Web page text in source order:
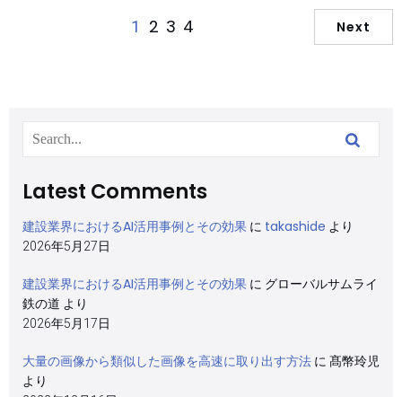
1 2 3 4 Next
Latest Comments
建設業界におけるAI活用事例とその効果 に takashide より
2026年5月27日
建設業界におけるAI活用事例とその効果 に グローバルサムライ
鉄の道 より
2026年5月17日
大量の画像から類似した画像を高速に取り出す方法 に 髙幣玲児
より